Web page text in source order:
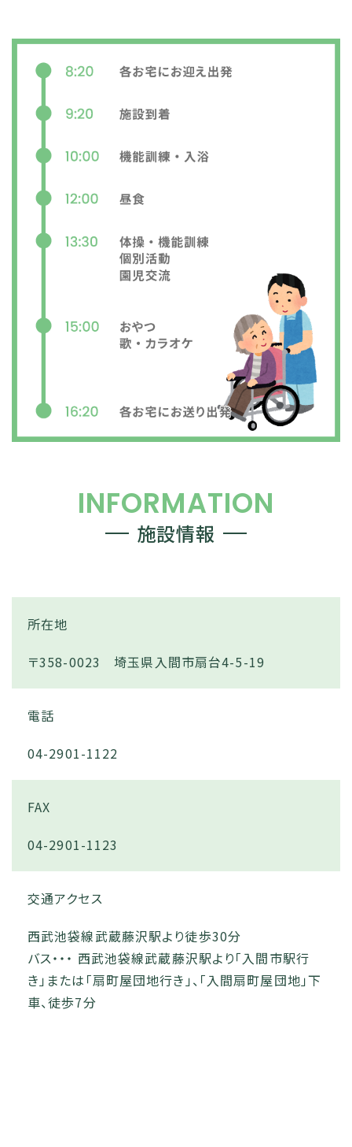
INFORMATION
施設情報
所在地
〒358-0023 埼玉県入間市扇台4-5-19
電話
04-2901-1122
FAX
04-2901-1123
交通アクセス
西武池袋線武蔵藤沢駅より徒歩30分
バス・・・ 西武池袋線武蔵藤沢駅より「入間市駅行
き」または「扇町屋団地行き」、「入間扇町屋団地」下
車、徒歩7分